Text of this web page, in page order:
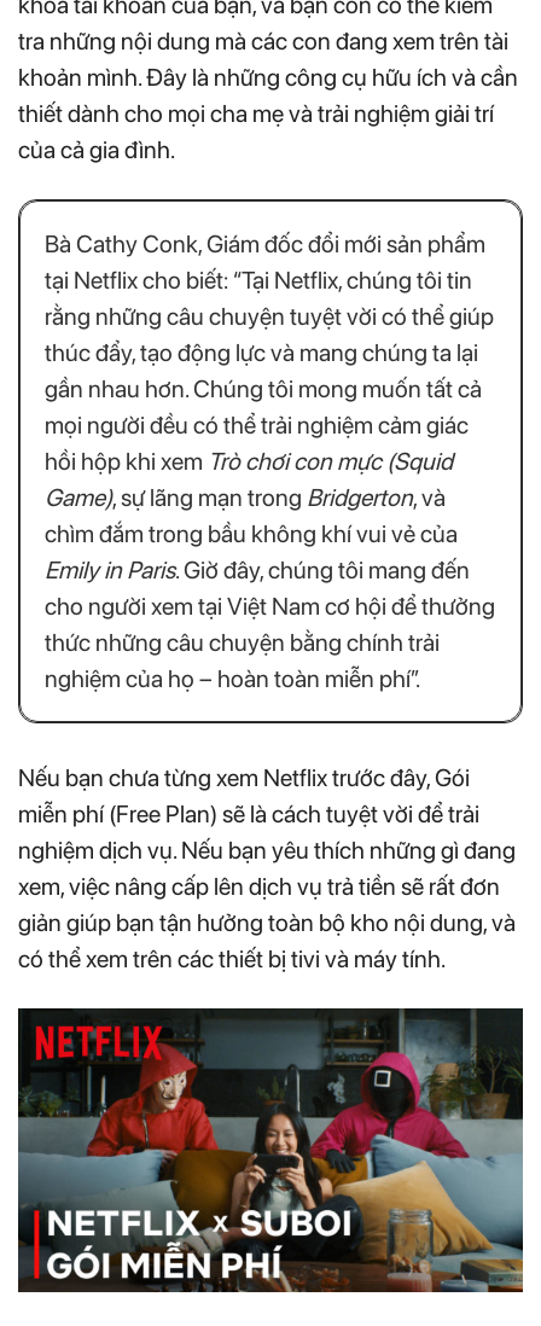
tra những nội dung mà các con đang xem trên tài
khoản mình. Đây là những công cụ hữu ích và cần
thiết dành cho mọi cha mẹ và trải nghiệm giải trí
của cả gia đình.
Bà Cathy Conk, Giám đốc đổi mới sản phẩm
tại Netflix cho biết: “Tại Netflix, chúng tôi tin
rằng những câu chuyện tuyệt vời có thể giúp
thúc đẩy, tạo động lực và mang chúng ta lại
gần nhau hơn. Chúng tôi mong muốn tất cả
mọi người đều có thể trải nghiệm cảm giác
hồi hộp khi xem Trò chơi con mực (Squid
Game), sự lãng mạn trong Bridgerton, và
chìm đắm trong bầu không khí vui vẻ của
Emily in Paris. Giờ đây, chúng tôi mang đến
cho người xem tại Việt Nam cơ hội để thưởng
thức những câu chuyện bằng chính trải
nghiệm của họ – hoàn toàn miễn phí”.
Nếu bạn chưa từng xem Netflix trước đây, Gói
miễn phí (Free Plan) sẽ là cách tuyệt vời để trải
nghiệm dịch vụ. Nếu bạn yêu thích những gì đang
xem, việc nâng cấp lên dịch vụ trả tiền sẽ rất đơn
giản giúp bạn tận hưởng toàn bộ kho nội dung, và
có thể xem trên các thiết bị tivi và máy tính.